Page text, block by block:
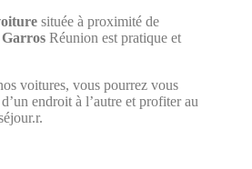
située à proximité de
Réunion est pratique et
voitures, vous pourrez vous
endroit à l’autre et profiter au